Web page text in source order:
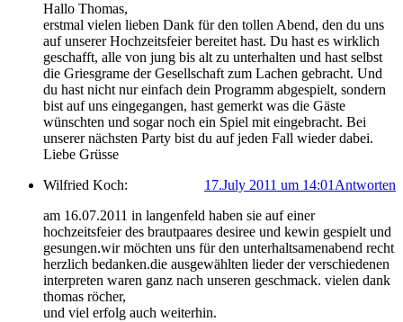
Hallo Thomas,
erstmal vielen lieben Dank für den tollen Abend, den du uns
auf unserer Hochzeitsfeier bereitet hast. Du hast es wirklich
geschafft, alle von jung bis alt zu unterhalten und hast selbst
die Griesgrame der Gesellschaft zum Lachen gebracht. Und
du hast nicht nur einfach dein Programm abgespielt, sondern
bist auf uns eingegangen, hast gemerkt was die Gäste
wünschten und sogar noch ein Spiel mit eingebracht. Bei
unserer nächsten Party bist du auf jeden Fall wieder dabei.
Liebe Grüsse
Wilfried Koch:
Antworten
17.July 2011 um 14:01
am 16.07.2011 in langenfeld haben sie auf einer
hochzeitsfeier des brautpaares desiree und kewin gespielt und
gesungen.wir möchten uns für den unterhaltsamenabend recht
herzlich bedanken.die ausgewählten lieder der verschiedenen
interpreten waren ganz nach unseren geschmack. vielen dank
thomas röcher,
und viel erfolg auch weiterhin.